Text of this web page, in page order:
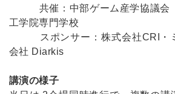
共催：中部ゲーム産学協議会（
工学院専門学校
スポンサー：株式会社CRI・ミ
会社 Diarkis
講演の様子